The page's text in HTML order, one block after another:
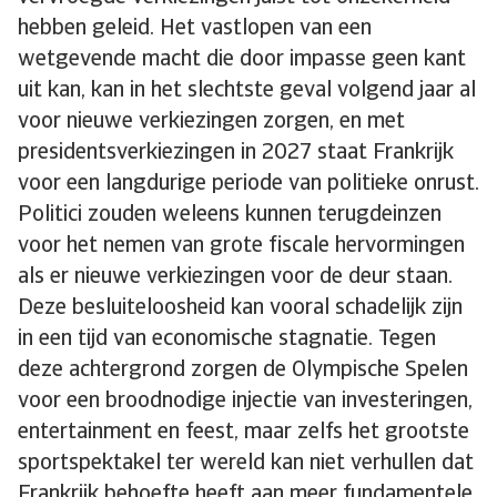
hebben geleid. Het vastlopen van een
wetgevende macht die door impasse geen kant
uit kan, kan in het slechtste geval volgend jaar al
voor nieuwe verkiezingen zorgen, en met
presidentsverkiezingen in 2027 staat Frankrijk
voor een langdurige periode van politieke onrust.
Politici zouden weleens kunnen terugdeinzen
voor het nemen van grote fiscale hervormingen
als er nieuwe verkiezingen voor de deur staan.
Deze besluiteloosheid kan vooral schadelijk zijn
in een tijd van economische stagnatie. Tegen
deze achtergrond zorgen de Olympische Spelen
voor een broodnodige injectie van investeringen,
entertainment en feest, maar zelfs het grootste
sportspektakel ter wereld kan niet verhullen dat